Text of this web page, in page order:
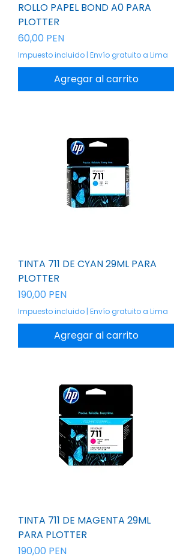
ROLLO PAPEL BOND A0 PARA
PLOTTER
Precio
60,00 PEN
Impuesto incluido | Envío gratuito a Lima
Agregar al carrito
TINTA 711 DE CYAN 29ML PARA
PLOTTER
Precio
190,00 PEN
Impuesto incluido | Envío gratuito a Lima
Agregar al carrito
TINTA 711 DE MAGENTA 29ML
PARA PLOTTER
Precio
190,00 PEN